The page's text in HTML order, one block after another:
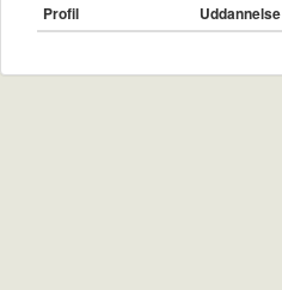
Profil Uddannelse